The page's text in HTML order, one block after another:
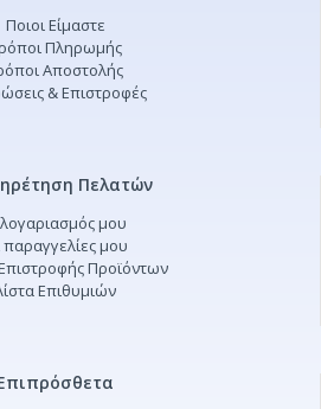
Ποιοι Είμαστε
Πληρωμής
Αποστολής
& Επιστροφές
Πελατών
μου
παραγγελίες μου
Προϊόντων
Επιθυμιών